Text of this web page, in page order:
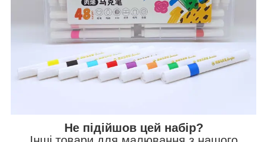
Не підійшов цей набір?